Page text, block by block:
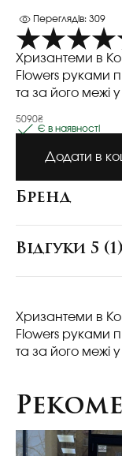
Переглядів: 309
Хризантеми в
Flowers руками
та за його межі
5090₴
Є в наявності
Додати в
Бренд
Відгуки 5 (1)
Хризантеми в
Flowers руками
та за його межі